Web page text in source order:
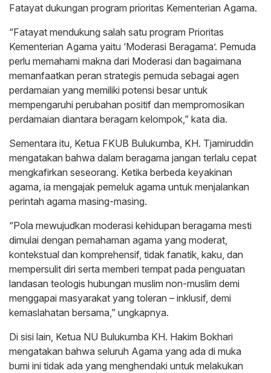
Fatayat dukungan program prioritas Kementerian Agama.
“Fatayat mendukung salah satu program Prioritas
Kementerian Agama yaitu ‘Moderasi Beragama’. Pemuda
perlu memahami makna dari Moderasi dan bagaimana
memanfaatkan peran strategis pemuda sebagai agen
perdamaian yang memiliki potensi besar untuk
mempengaruhi perubahan positif dan mempromosikan
perdamaian diantara beragam kelompok,” kata dia.
Sementara itu, Ketua FKUB Bulukumba, KH. Tjamiruddin
mengatakan bahwa dalam beragama jangan terlalu cepat
mengkafirkan seseorang. Ketika berbeda keyakinan
agama, ia mengajak pemeluk agama untuk menjalankan
perintah agama masing-masing.
“Pola mewujudkan moderasi kehidupan beragama mesti
dimulai dengan pemahaman agama yang moderat,
kontekstual dan komprehensif, tidak fanatik, kaku, dan
mempersulit diri serta memberi tempat pada penguatan
landasan teologis hubungan muslim non-muslim demi
menggapai masyarakat yang toleran – inklusif, demi
kemaslahatan bersama,” ungkapnya.
Di sisi lain, Ketua NU Bulukumba KH. Hakim Bokhari
mengatakan bahwa seluruh Agama yang ada di muka
bumi ini tidak ada yang menghendaki untuk melakukan